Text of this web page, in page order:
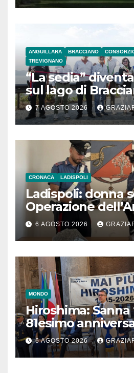
ANGUILLARA BRACCIANO
TREVIGNANO
“La sedia”
sul lago di
l’inaugurazione
7 AGOSTO 2026
CRONACA LADISPOLI
Ladispoli: donna
Operazione
6 AGOSTO 2026
MONDO
Hiroshima: Sanna
81esimo
monito per tutti”
6 AGOSTO 2026